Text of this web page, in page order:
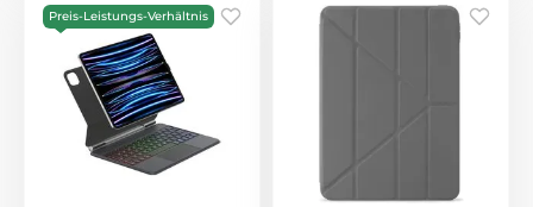
Preis-Leistungs-Verhältnis